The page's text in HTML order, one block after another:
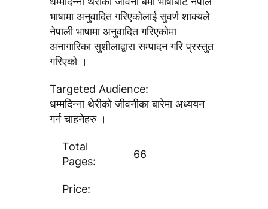
भाषामा अनुवादित गरिएकाेलाई सुवर्ण शाक्यले
नेपाली भाषामा अनुवादित गरिएकाेमा
अनागारिका सुशीलाद्वारा सम्पादन गरि प्रस्तुत
गरिएकाे ।
Targeted Audience:
धम्मदिन्ना थेरीकाे जीवनीका बारेमा अध्ययन
गर्न चाहनेहरु ।
Total
Pages:
66
Price: